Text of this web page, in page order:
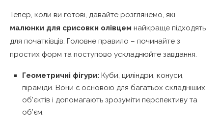
Тепер, коли ви готові, давайте розглянемо, які
малюнки для срисовки олівцем найкраще підходять
для початківців. Головне правило – починайте з
простих форм та поступово ускладнюйте завдання.
Геометричні фігури: Куби, циліндри, конуси,
піраміди. Вони є основою для багатьох складніших
об’єктів і допомагають зрозуміти перспективу та
об’єм.